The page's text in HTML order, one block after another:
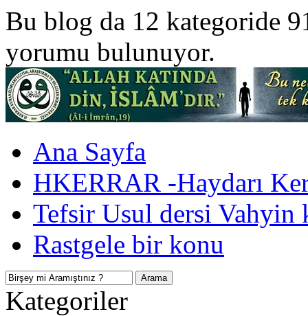
Bu blog da 12 kategoride
yorumu bulunuyor.
Ana Sayfa
HKERRAR -Haydarı
Tefsir Usul dersi Vahyin
Rastgele bir konu
Kategoriler